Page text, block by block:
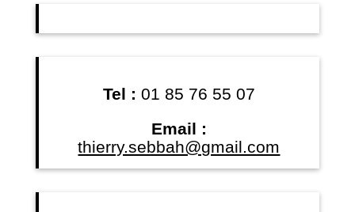
Tel : 01 85 76 55 07
Email :
thierry.sebbah@gmail.com